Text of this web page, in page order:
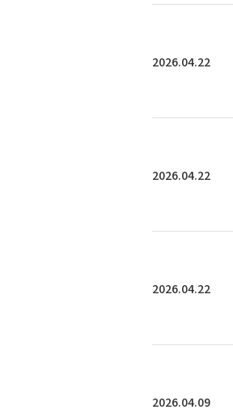
2026.04.22
2026.04.22
2026.04.22
2026.04.09